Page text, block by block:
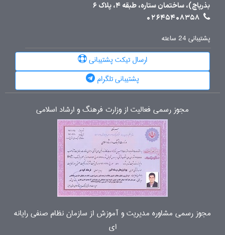
بذرپاچ)، ساختمان ستاره، طبقه 4، پلاک 6
02645408358
پشتیبانی 24 ساعته
ارسال تیکت پشتیبانی
پشتیبانی تلگرام
مجوز رسمی فعالیت از وزارت فرهنگ و ارشاد اسلامی
مجوز رسمی مشاوره مدیریت و آموزش از سازمان نظام صنفی رایانه
ای